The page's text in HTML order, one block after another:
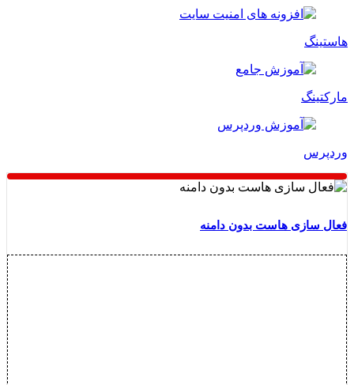
هاستینگ
مارکتینگ
وردپرس
فعال سازی هاست بدون دامنه